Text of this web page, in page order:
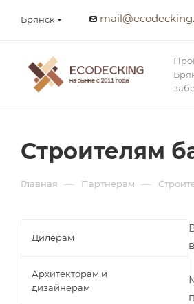
Брянск
Строителям
Главная — Партнерам —
Дилерам
Архитекторам и
дизайнерам